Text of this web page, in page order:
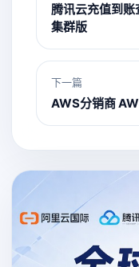
腾讯云充值到
集群版
下一篇
AWS分销商